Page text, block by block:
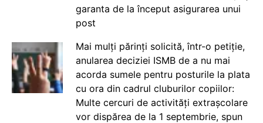
garanta de la început asigurarea unui
post
Mai mulți părinți solicită, într-o petiție,
anularea deciziei ISMB de a nu mai
acorda sumele pentru posturile la plata
cu ora din cadrul cluburilor copiilor:
Multe cercuri de activități extrașcolare
vor dispărea de la 1 septembrie, spun